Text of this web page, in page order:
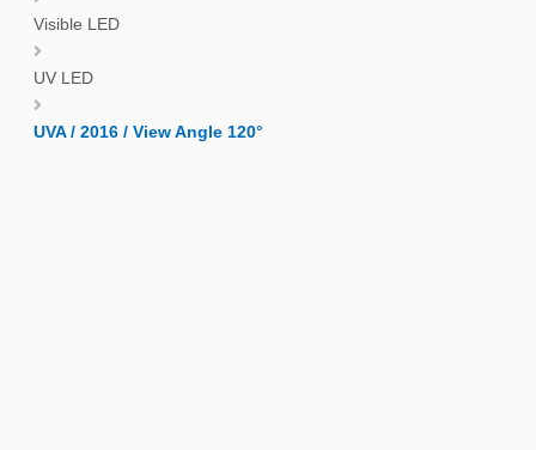
Visible LED
UV LED
UVA / 2016 / View Angle 120°